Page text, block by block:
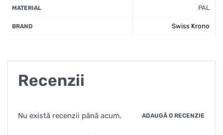
MATERIAL PAL
BRAND Swiss Krono
Recenzii
Nu există recenzii până acum. ADAUGĂ O RECENZIE